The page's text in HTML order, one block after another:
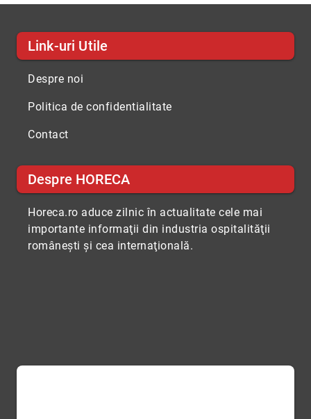
Link-uri Utile
Despre noi
Politica de confidentialitate
Contact
Despre HORECA
Horeca.ro aduce zilnic în actualitate cele mai
importante informaţii din industria ospitalităţii
româneşti şi cea internaţională.